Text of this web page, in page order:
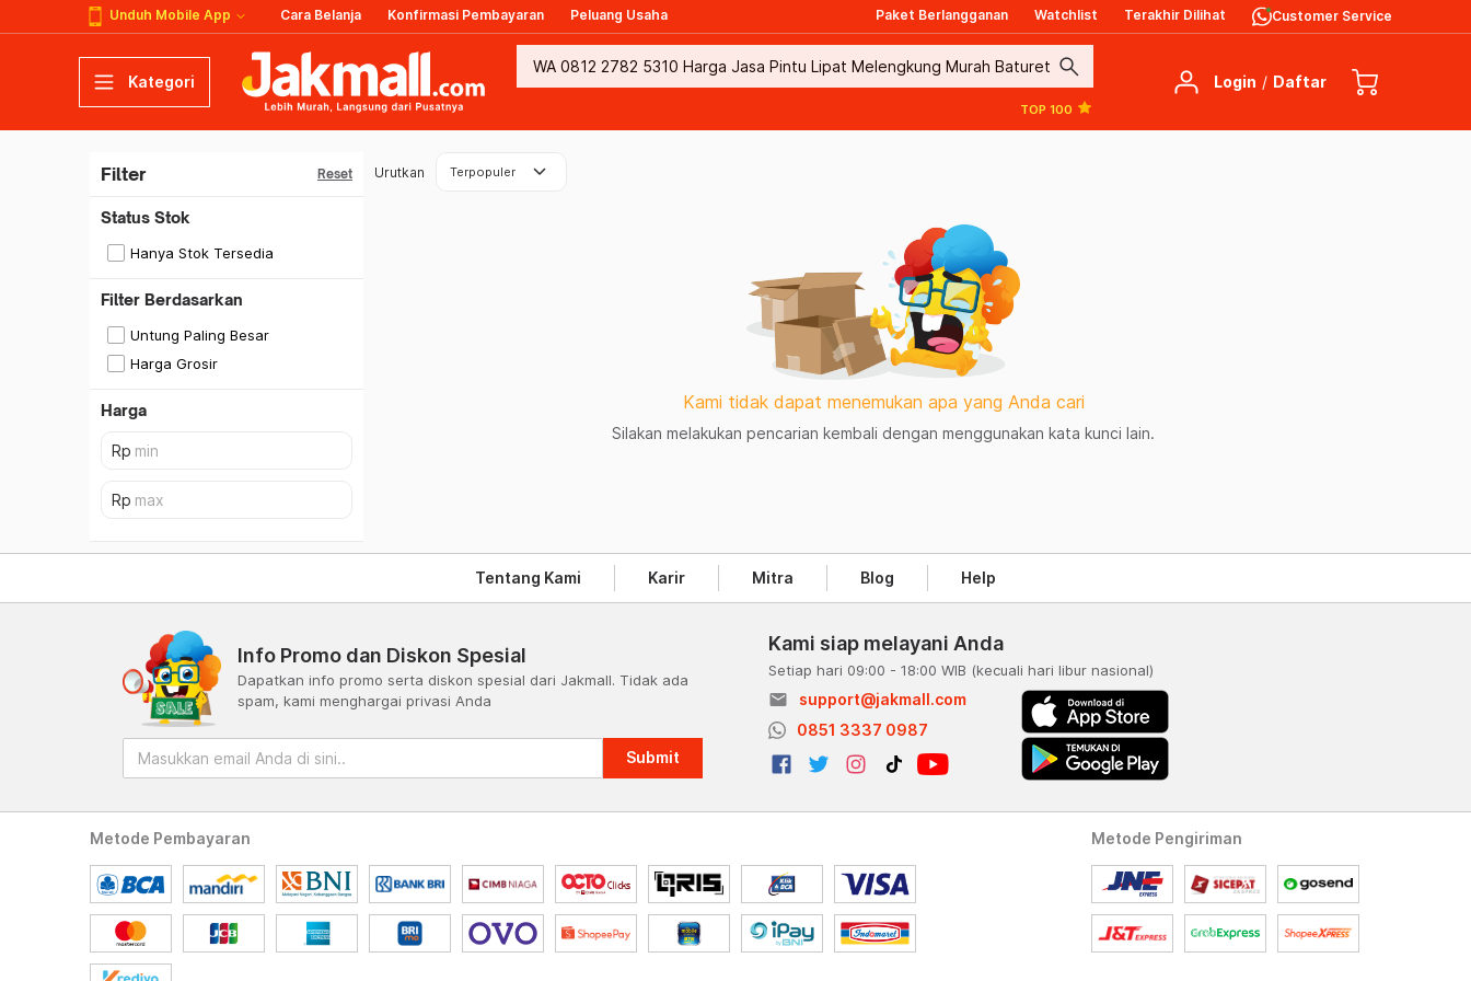
Unduh Mobile App Cara Belanja Konfirmasi Pembayaran Peluang Usaha Paket Berlangganan Watchlist Terakhir Dilihat Customer Service
Kategori search
TOP 100
Login / Daftar
Filter Reset
Status Stok
Hanya Stok Tersedia
Filter Berdasarkan
Untung Paling Besar
Harga Grosir
Harga
Urutkan Terpopuler keyboard_arrow_down
Kami tidak dapat menemukan apa yang Anda cari
Silakan melakukan pencarian kembali dengan menggunakan kata kunci lain.
Tentang Kami Karir Mitra Blog Help
Info Promo dan Diskon Spesial
Dapatkan info promo serta diskon spesial dari Jakmall. Tidak ada
spam, kami menghargai privasi Anda
Submit
Kami siap melayani Anda
Setiap hari 09:00 - 18:00 WIB (kecuali hari libur nasional)
email
support@jakmall.com
0851 3337 0987
Metode Pembayaran Metode Pengiriman